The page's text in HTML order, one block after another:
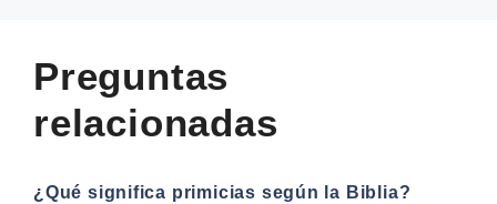
Preguntas
relacionadas
¿Qué significa primicias según la Biblia?